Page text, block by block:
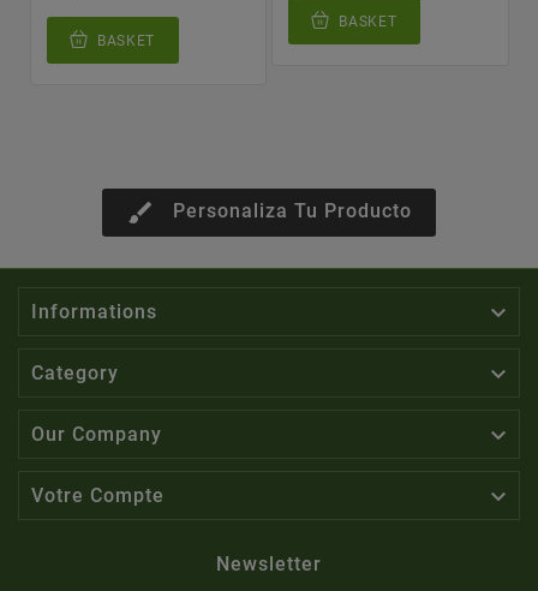
BASKET
BASKET
brush Personaliza Tu Producto
Informations 
Category 
Our Company 
Votre Compte 
Newsletter